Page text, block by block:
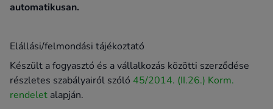
automatikusan.
Elállási/felmondási tájékoztató
Készült a fogyasztó és a vállalkozás közötti szerződése
részletes szabályairól szóló 45/2014. (II.26.) Korm.
rendelet alapján.